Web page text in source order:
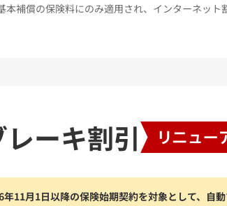
本補償の保険料にのみ適用され、インターネッ
ーキ割引
年11月1日以降の保険始期契約を対象として、 自